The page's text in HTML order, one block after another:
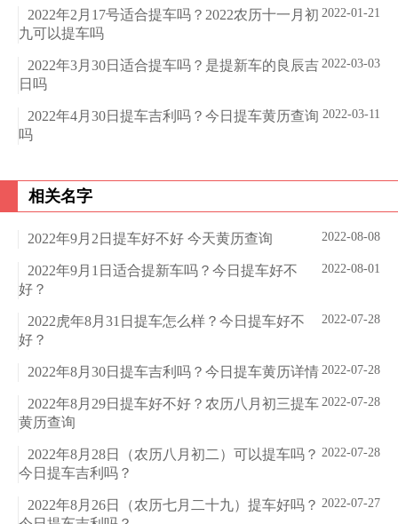
2022-01-21
2022年2月17号适合提车吗？2022农历十一月初
九可以提车吗
2022-03-03
2022年3月30日适合提车吗？是提新车的良辰吉
日吗
2022-03-11
2022年4月30日提车吉利吗？今日提车黄历查询
吗
相关名字
2022-08-08
2022年9月2日提车好不好 今天黄历查询
2022-08-01
2022年9月1日适合提新车吗？今日提车好不
好？
2022-07-28
2022虎年8月31日提车怎么样？今日提车好不
好？
2022-07-28
2022年8月30日提车吉利吗？今日提车黄历详情
2022-07-28
2022年8月29日提车好不好？农历八月初三提车
黄历查询
2022-07-28
2022年8月28日（农历八月初二）可以提车吗？
今日提车吉利吗？
2022-07-27
2022年8月26日（农历七月二十九）提车好吗？